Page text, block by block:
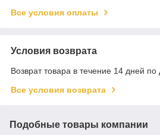
Все условия оплаты
Условия возврата
Возврат товара в течение 14 дней по
Все условия возврата
Подобные товары компании